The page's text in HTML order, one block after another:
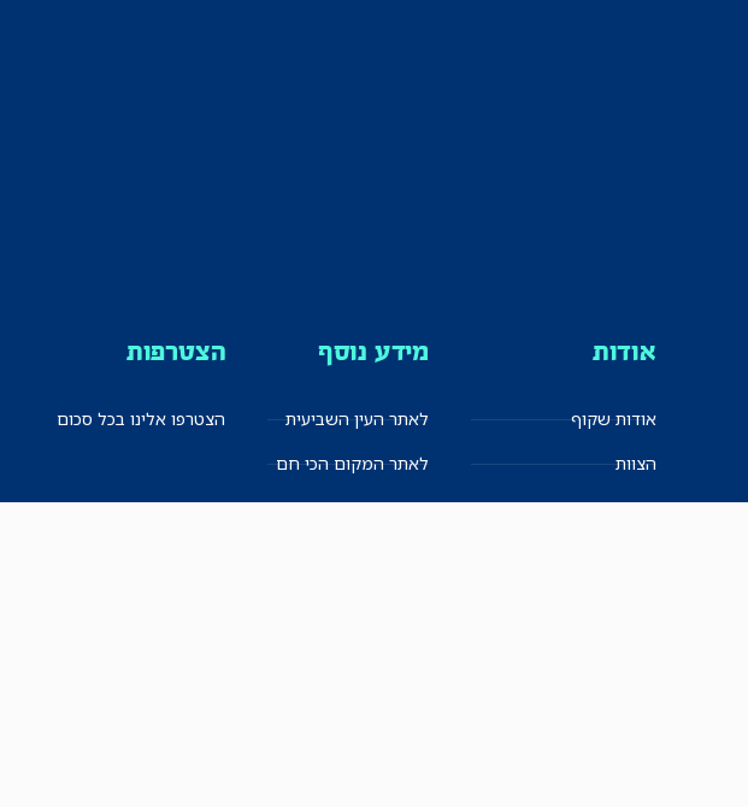
אודות
אודות שקוף
הצוות
הישגים
מידע נוסף
לאתר העין השביעית
לאתר המקום הכי חם
שקיפות עצמית
הצטרפות
הצטרפו אלינו בכל סכום